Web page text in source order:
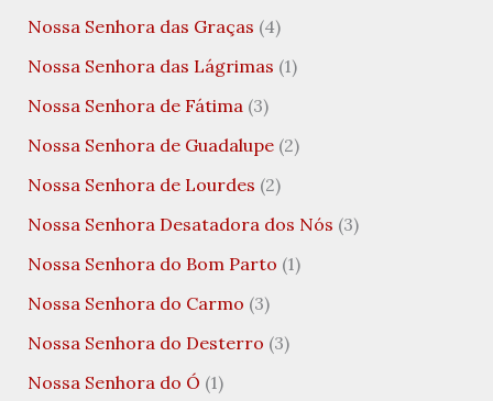
Nossa Senhora das Graças (4)
Nossa Senhora das Lágrimas (1)
Nossa Senhora de Fátima(3)
Nossa Senhora de Guadalupe(2)
Nossa Senhora de Lourdes (2)
Nossa Senhora Desatadora dos Nós (3)
Nossa Senhora do Bom Parto (1)
Nossa Senhora do Carmo (3)
Nossa Senhora do Desterro (3)
Nossa Senhora do Ó (1)